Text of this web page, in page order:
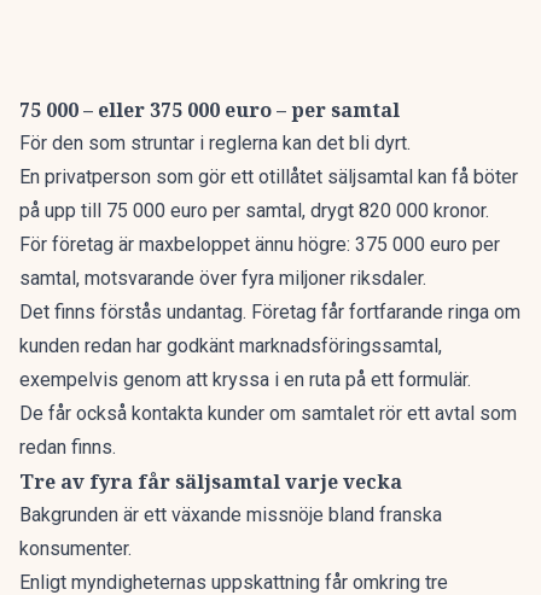
75 000 – eller 375 000 euro – per samtal
För den som struntar i reglerna kan det bli dyrt.
En privatperson som gör ett otillåtet säljsamtal kan få böter
på upp till 75 000 euro per samtal, drygt 820 000 kronor.
För företag är maxbeloppet ännu högre: 375 000 euro per
samtal, motsvarande över fyra miljoner riksdaler.
Det finns förstås undantag. Företag får fortfarande ringa om
kunden redan har godkänt marknadsföringssamtal,
exempelvis genom att kryssa i en ruta på ett formulär.
De får också kontakta kunder om samtalet rör ett avtal som
redan finns.
Tre av fyra får säljsamtal varje vecka
Bakgrunden är ett växande missnöje bland franska
konsumenter.
Enligt myndigheternas uppskattning får omkring tre